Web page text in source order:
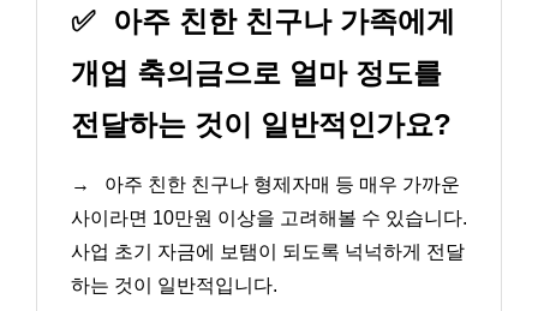
✅
아주 친한 친구나 가족에게
개업 축의금으로 얼마 정도를
전달하는 것이 일반적인가요?
→
아주 친한 친구나 형제자매 등 매우 가까운
사이라면 10만원 이상을 고려해볼 수 있습니다.
사업 초기 자금에 보탬이 되도록 넉넉하게 전달
하는 것이 일반적입니다.